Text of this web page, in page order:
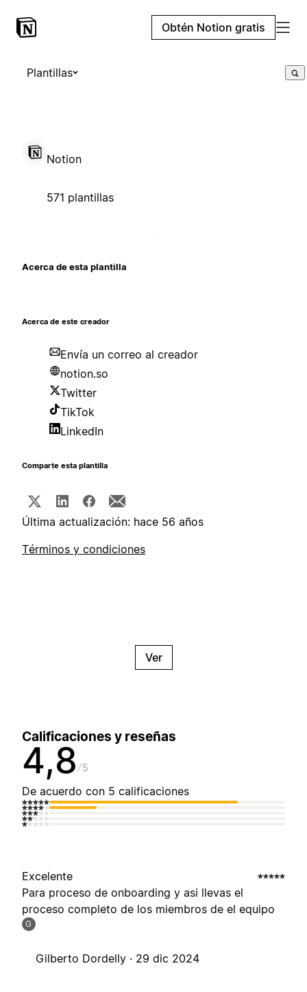
Obtén Notion gratis
Plantillas
Notion
571 plantillas
Acerca de esta plantilla
Acerca de este creador
Envía un correo al creador
notion.so
Twitter
TikTok
LinkedIn
Comparte esta plantilla
Última actualización: hace 56 años
Términos y condiciones
Ver
Calificaciones y reseñas
4,8 5
De acuerdo con 5 calificaciones
Excelente
Para proceso de onboarding y asi llevas el
proceso completo de los miembros de el equipo
G
Gilberto Dordelly · 29 dic 2024